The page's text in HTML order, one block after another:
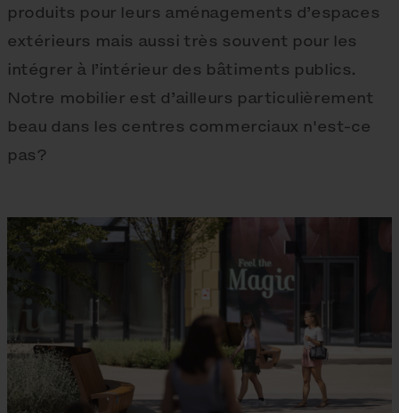
produits pour leurs aménagements d’espaces
extérieurs mais aussi très souvent pour les
intégrer à l’intérieur des bâtiments publics.
Notre mobilier est d’ailleurs particulièrement
beau dans les centres commerciaux n'est-ce
pas?